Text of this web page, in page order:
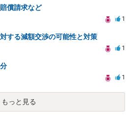
償請求など
1
する減額交渉の可能性と対策
1
1
もっと見る